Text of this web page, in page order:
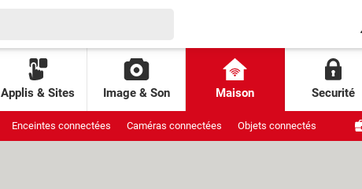
Applis & Sites Image & Son Maison Securité
Enceintes connectées Caméras connectées Objets connectés